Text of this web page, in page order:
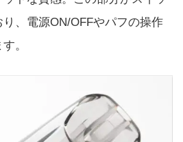
、電源ON/OFFやパフの操作
。